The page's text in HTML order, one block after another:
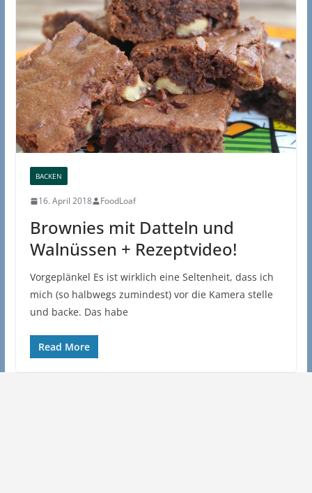
BACKEN
16. April 2018 FoodLoaf
Brownies mit Datteln und
Walnüssen + Rezeptvideo!
Vorgeplänkel Es ist wirklich eine Seltenheit, dass ich
mich (so halbwegs zumindest) vor die Kamera stelle
und backe. Das habe
Read More